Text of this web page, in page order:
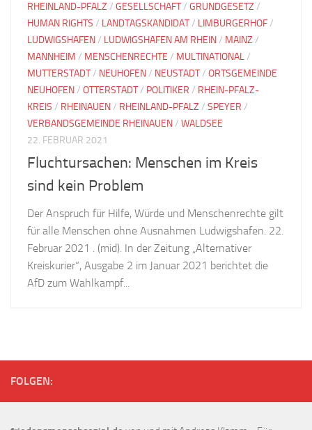
RHEINLAND-PFALZ / GESELLSCHAFT/ GRUNDGESETZ /
HUMAN RIGHTS / LANDTAGSKANDIDAT/ LIMBURGERHOF/
LUDWIGSHAFEN/ LUDWIGSHAFEN AM RHEIN/ MAINZ /
MANNHEIM / MENSCHENRECHTE / MULTINATIONAL/
MUTTERSTADT/ NEUHOFEN/ NEUSTADT/ ORTSGEMEINDE
NEUHOFEN/ OTTERSTADT/ POLITIKER / RHEIN-PFALZ-
KREIS / RHEINAUEN/ RHEINLAND-PFALZ / SPEYER /
VERBANDSGEMEINDE RHEINAUEN/ WALDSEE
22. FEBRUAR 2021
Fluchtursachen: Menschen im Kreis
sind kein Problem
Der Anspruch für Hilfe, Würde und Menschenrechte gilt
für alle Menschen ohne Ausnahmen Ludwigshafen. 22.
Februar 2021 . (mid). In der Zeitung „Alternativer
Kreiskurier“, Ausgabe 2 im Januar 2021 berichtet die
AfD zum Wahlkampf...
FOLGEN: